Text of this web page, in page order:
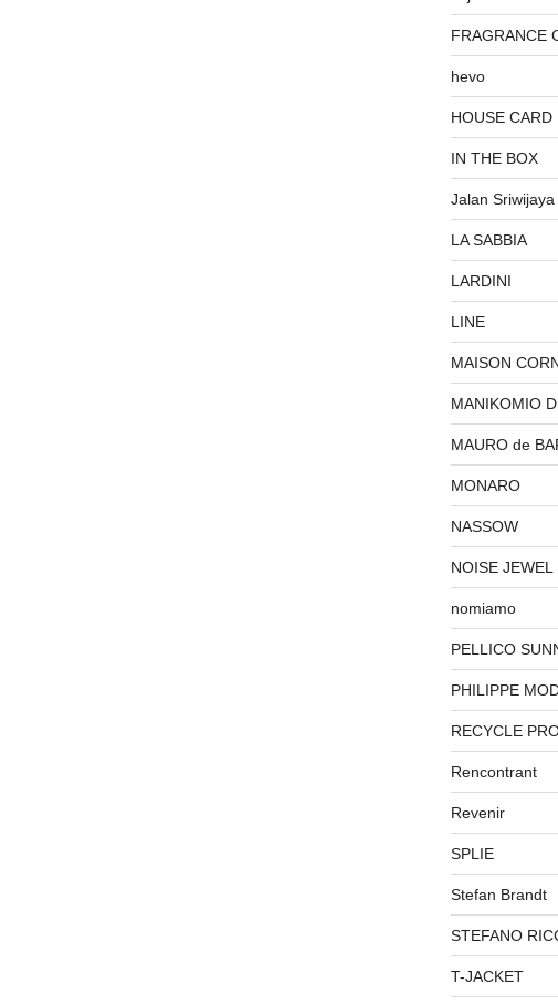
FRAGRANCE
hevo
HOUSE CARD
IN THE BOX
Jalan Sriwijaya
LA SABBIA
LARDINI
LINE
MAISON
MANIKOMIO
MAURO de
MONARO
NASSOW
NOISE JEWEL
nomiamo
PELLICO
PHILIPPE
RECYCLE
Rencontrant
Revenir
SPLIE
Stefan Brandt
STEFANO
T-JACKET